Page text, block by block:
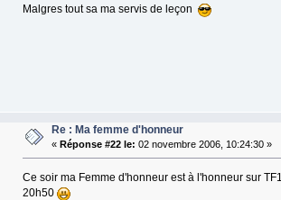
Malgres tout sa ma servis de leçon
Re : Ma femme d'honneur
«Réponse #22 le: 02 novembre 2006, 10:24:30 »
Ce soir ma Femme d'honneur est à l'honneur sur TF1
20h50